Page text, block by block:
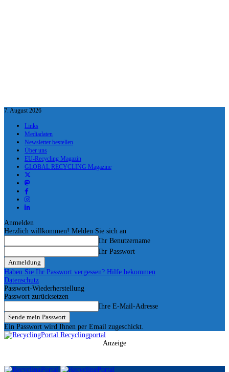
7. August 2026
Links
Mediadaten
Newsletter bestellen
Über uns
EU-Recycling Magazin
GLOBAL RECYCLING Magazine
Anmelden
Herzlich willkommen! Melden Sie sich an
Ihr Benutzername
Ihr Passwort
Haben Sie Ihr Passwort vergessen? Hilfe bekommen
Datenschutz
Passwort-Wiederherstellung
Passwort zurücksetzen
Ihre E-Mail-Adresse
Ein Passwort wird Ihnen per Email zugeschickt.
Recyclingportal
Anzeige